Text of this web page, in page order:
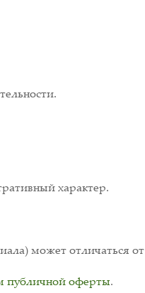
характер.
может отличаться
публичной оферты.